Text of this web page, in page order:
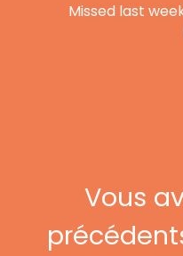
Missed last
Vous